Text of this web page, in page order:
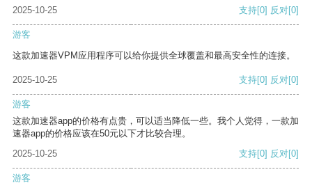
2025-10-25 支持[0] 反对[0]
游客
这款加速器VPM应用程序可以给你提供全球覆盖和最高安全性的连接。
2025-10-25 支持[0] 反对[0]
游客
这款加速器app的价格有点贵，可以适当降低一些。我个人觉得，一款加
速器app的价格应该在50元以下才比较合理。
2025-10-25
支持[0] 反对[0]
游客